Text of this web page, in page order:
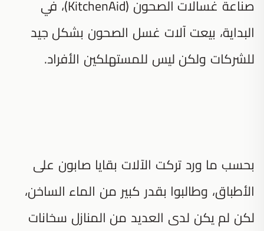
صناعة غسالات الصحون (KitchenAid)، في
البداية، بيعت آلات غسل الصحون بشكل جيد
للشركات ولكن ليس للمستهلكين الأفراد.
بحسب ما ورد تركت الآلات بقايا صابون على
الأطباق، وطالبوا بقدر كبير من الماء الساخن،
لكن لم يكن لدى العديد من المنازل سخانات